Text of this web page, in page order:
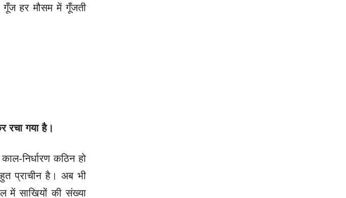
गूँज हर मौसम में गूँजती
रचा गया है।
काल-निर्धारण कठिन हो
प्राचीन है। अब भी
में साखियों की संख्या